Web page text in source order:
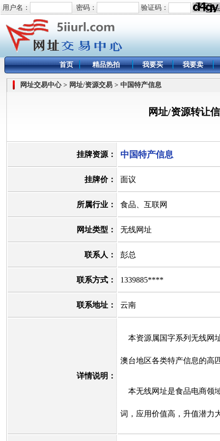
用户名： 密码： 验证码：
首页 精品热拍 我要买 我要卖
网址交易中心 > 网址/资源交易 > 中国特产信息
网址/资源转让
挂牌资源： 中国特产信息
挂牌价： 面议
所属行业： 食品、互联网
网址类型： 无线网址
联系人： 彭总
联系方式： 1339885****
联系地址： 云南
详情说明：
本资源属国字系列无线网
澳台地区各类特产信息的高
本无线网址是食品电商领
词，应用价值高，升值潜力